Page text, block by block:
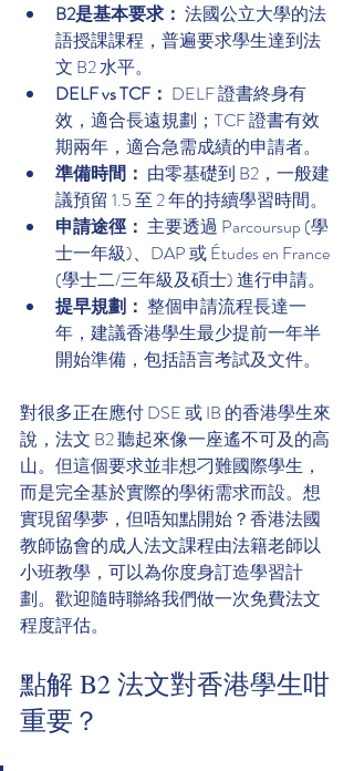
B2是基本要求： 法國公立大學的法
語授課課程，普遍要求學生達到法
文 B2 水平。
DELF vs TCF： DELF 證書終身有
效，適合長遠規劃；TCF 證書有效
期兩年，適合急需成績的申請者。
準備時間： 由零基礎到 B2，一般建
議預留 1.5 至 2 年的持續學習時間。
申請途徑： 主要透過 Parcoursup (學
士一年級)、DAP 或 Études en France
(學士二/三年級及碩士) 進行申請。
提早規劃： 整個申請流程長達一
年，建議香港學生最少提前一年半
開始準備，包括語言考試及文件。
對很多正在應付 DSE 或 IB 的香港學生來
說，法文 B2 聽起來像一座遙不可及的高
山。但這個要求並非想刁難國際學生，
而是完全基於實際的學術需求而設。想
實現留學夢，但唔知點開始？香港法國
教師協會的成人法文課程由法籍老師以
小班教學，可以為你度身訂造學習計
劃。歡迎隨時聯絡我們做一次免費法文
程度評估。
點解 B2 法文對香港學生咁
重要？